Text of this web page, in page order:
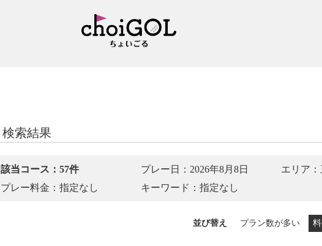
検索結果
該当コース：57件 プレー日：2026年8月8日
エリア
プレー料金：指定なし
キーワード：指定なし
並び替え プラン数が多い